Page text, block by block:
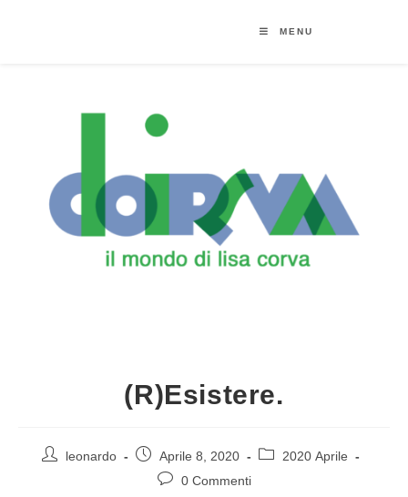
MENU
(r)esistere.
leonardo Aprile 8, 2020
2020 Aprile
0 Commenti